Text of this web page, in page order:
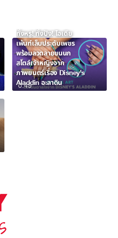
0:49
ทั้งหรู! ทั้งปัง! ไอเดีย
เพ้นท์เล็บประดับเพชร
พร้อมลวดลายขนนก
สไตล์เจ้าหญิงจาก
ภาพยนตร์เรื่อง Disney’s
Aladdin อะลาดิน